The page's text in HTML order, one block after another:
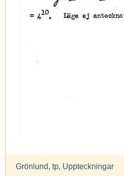
Grönlund, tp, Uppteckningar